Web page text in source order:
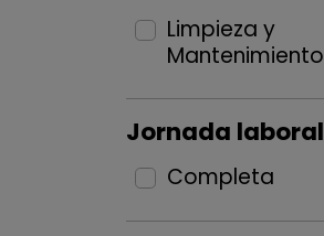
Limpieza y
Mantenimiento
Jornada laboral
Completa